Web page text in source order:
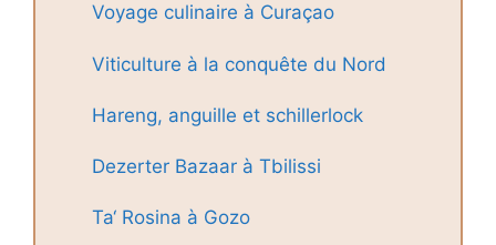
Voyage culinaire à Curaçao
Viticulture à la conquête du Nord
Hareng, anguille et schillerlock
Dezerter Bazaar à Tbilissi
Ta‘ Rosina à Gozo